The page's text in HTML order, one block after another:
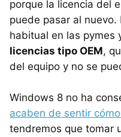
porque la licencia del
puede pasar al nuevo.
habitual en las pymes
licencias tipo OEM,
del equipo y no se
Windows 8 no ha
acaben de sentir
tendremos que tomar